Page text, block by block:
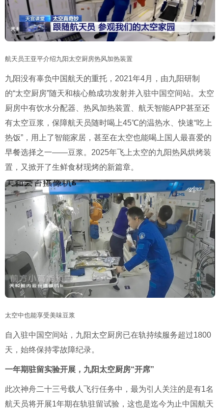
航天员王亚平介绍九阳太空厨房热风加热装置
九阳没有辜负中国航天的重托，2021年4月，由九阳研制
的“太空厨房”随天和核心舱成功发射并入驻中国空间站。太空
厨房中有饮水分配器、热风加热装置、航天智能APP甚至还
有太空豆浆，保障航天员随时喝上45℃的温热水、快速“吃上
热饭”，用上了智能家居，甚至在太空也能喝上国人最喜爱的
早餐选择之一——豆浆。2025年飞上太空的九阳热风烘烤装
置，又掀开了生鲜食材现烤的新篇章。
太空中也能享受美味豆浆
自入驻中国空间站，九阳太空厨房已在轨持续服务超过1800
天，始终保持零故障纪录。
一年期驻留实验开展，九阳太空厨房“开席”
此次神舟二十三号载人飞行任务中，最为引人关注的是有1名
航天员将开展1年期在轨驻留试验，这也是迄今为止中国航天